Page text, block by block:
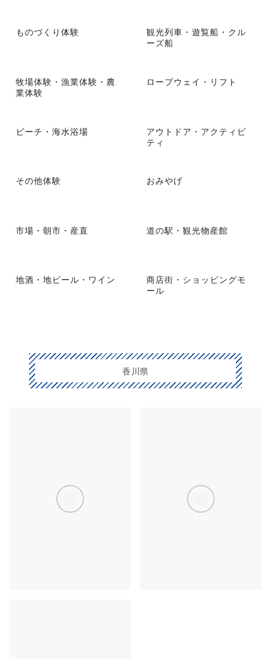
ものづくり体験
観光列車・遊覧船・クル
ーズ船
牧場体験・漁業体験・農
業体験
ロープウェイ・リフト
ビーチ・海水浴場
アウトドア・アクティビ
ティ
その他体験 おみやげ
市場・朝市・産直 道の駅・観光物産館
地酒・地ビール・ワイン
商店街・ショッピングモ
ール
香川県